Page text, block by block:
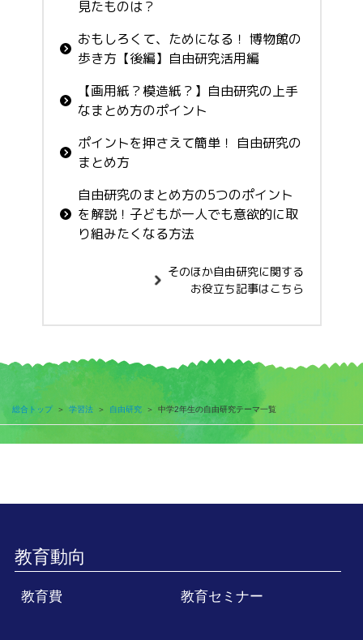
見たものは？
おもしろくて、ためになる！ 博物館の
歩き方【後編】自由研究活用編
【画用紙？模造紙？】自由研究の上手
なまとめ方のポイント
ポイントを押さえて簡単！ 自由研究の
まとめ方
自由研究のまとめ方の5つのポイント
を解説！子どもが一人でも意欲的に取
り組みたくなる方法
そのほか自由研究に関する
お役立ち記事はこちら
総合トップ ＞ 学習法 ＞ 自由研究 ＞ 中学2年生の自由研究テーマ一覧
教育動向
教育費 教育セミナー